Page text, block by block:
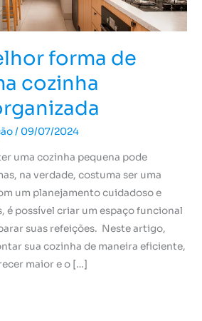
forma de
cozinha
/ 09/07/2024
uma cozinha pequena pode
na verdade, costuma ser uma
um planejamento cuidadoso e
é possível criar um espaço funcional
suas refeições. Neste artigo,
sua cozinha de maneira eficiente,
maior e o […]